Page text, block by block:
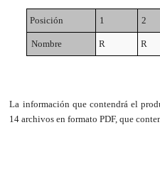
Posición 1 2
Nombre R R
La información que contendrá el
14 archivos en formato PDF, que